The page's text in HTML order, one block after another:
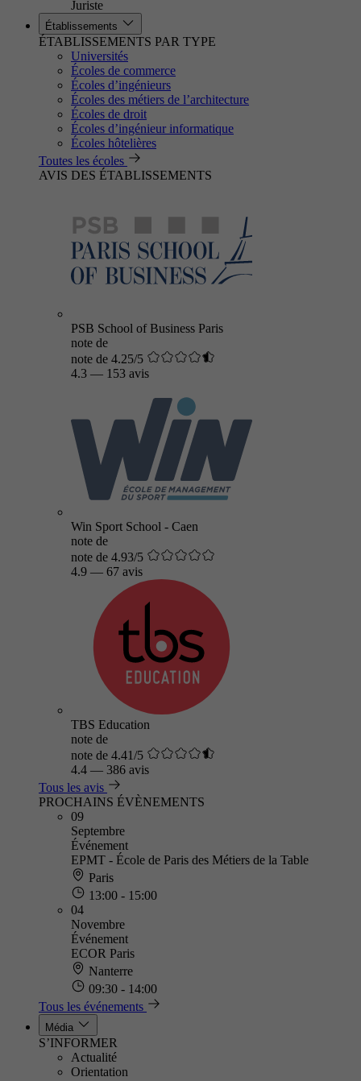
Juriste
Établissements
ÉTABLISSEMENTS PAR TYPE
Universités
Écoles de commerce
Écoles d’ingénieurs
Écoles des métiers de l’architecture
Écoles de droit
Écoles d’ingénieur informatique
Écoles hôtelières
Toutes les écoles
AVIS DES ÉTABLISSEMENTS
PSB School of Business Paris
note de
note de 4.25/5
4.3 — 153 avis
Win Sport School - Caen
note de
note de 4.93/5
4.9 — 67 avis
TBS Education
note de
note de 4.41/5
4.4 — 386 avis
Tous les avis
PROCHAINS ÉVÈNEMENTS
09
Septembre
Événement
EPMT - École de Paris des Métiers de la Table
Paris
13:00 - 15:00
04
Novembre
Événement
ECOR Paris
Nanterre
09:30 - 14:00
Tous les événements
Média
S’INFORMER
Actualité
Orientation